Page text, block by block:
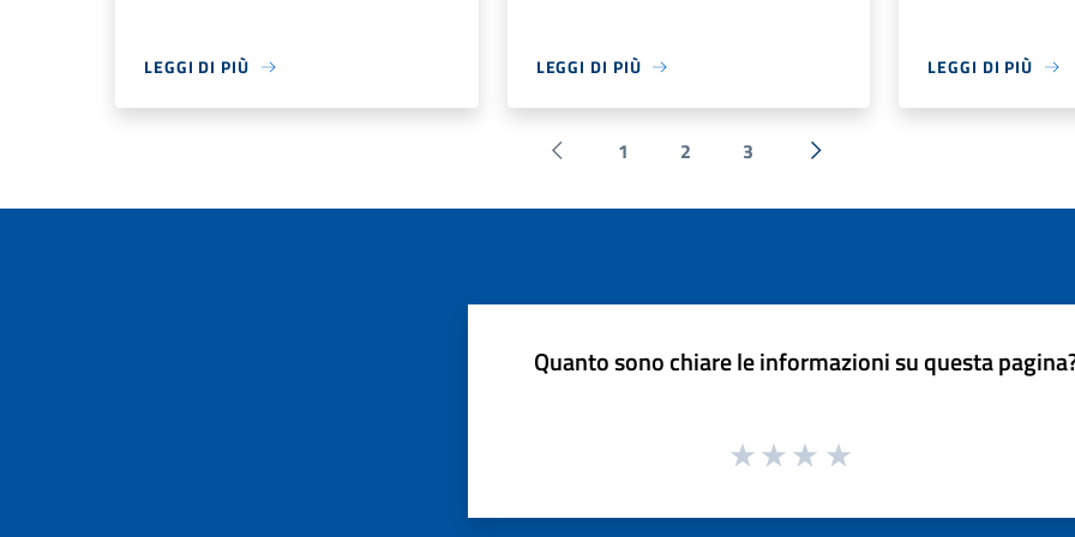
LEGGI DI PIÙ LEGGI DI PIÙ LEGGI DI PIÙ
Pagina precedente
1 2 3
Successiva »
Quanto sono chiare le informazioni su questa